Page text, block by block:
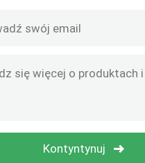
maszyna do klejenia
do produkcji pudeł z